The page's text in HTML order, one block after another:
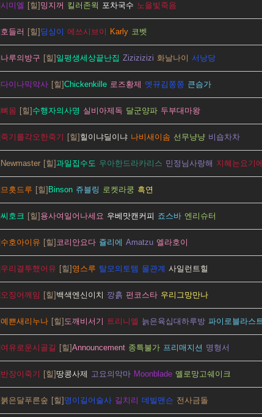
시미엘 밍지꺼 킬러존윅 포차국수 노을빛죽음
호들러 딩싱이 에쓰시브이 Karly 코벳
나루의방구 일평생세상끝난집 Zizizizizi 화날나이 서낭당
다이나믹악사 Chickenkille 로즈황제 엣뀨김쫑쫑 큰슴가
뼈몸 수행자의사명 실비아제독 달군양파 두부대마왕
죽기를각오한죽기 힐이냐딜이냐 나비새이솜 선무냥냥 비숍차차
Newmaster 과일집수도 우아한드라카리스 민정님사랑해 지혜는요기에
므흣드루 Binson 쥬블링 로켓라쿵 흑연
씨호크 용사여일어나세요 우베맛캔커피 죠스바 엔리슈터
수호아이유 코리안요다 쥴리에 Amatzu 엘라호이
우리결투했어유 영스루 탈모의토템 몰관계 사일런트힐
오징어께임 백색엔신이치 깡흙 펀코스타 우리그망만나
예쁜새리누나 도깨비서기 트리니엘 늙은육십대하루방 파이로블라스
여유로운시골길 Announcement 종특불가 프리매지션 명형서
반장이죽기 땅콩사제 고요의악마 Moonblade 옐로망고쉐이크
붉은달푸른숲 명이길어술사 길치리 데빌맨슨 전사금돌